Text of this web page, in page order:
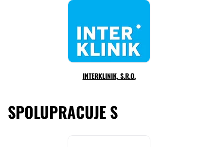
INTERKLINIK, S.R.O.
SPOLUPRACUJE S